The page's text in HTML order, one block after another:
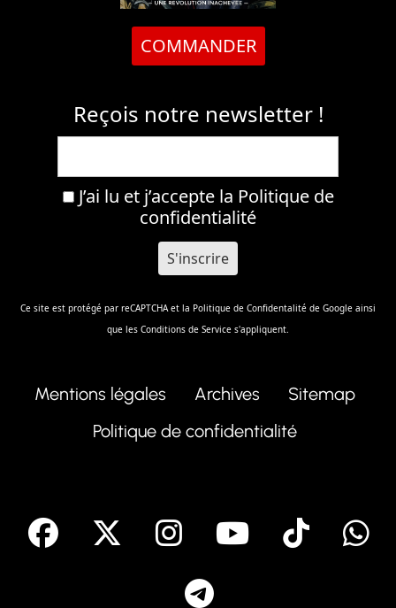
COMMANDER
Reçois notre newsletter !
J’ai lu et j’accepte la Politique de
confidentialité
Ce site est protégé par reCAPTCHA et la Politique de Confidentalité de Google ainsi
que les Conditions de Service s'appliquent.
Mentions légales Archives
Sitemap
Politique de confidentialité
facebook Instagram
Youtube
Tik